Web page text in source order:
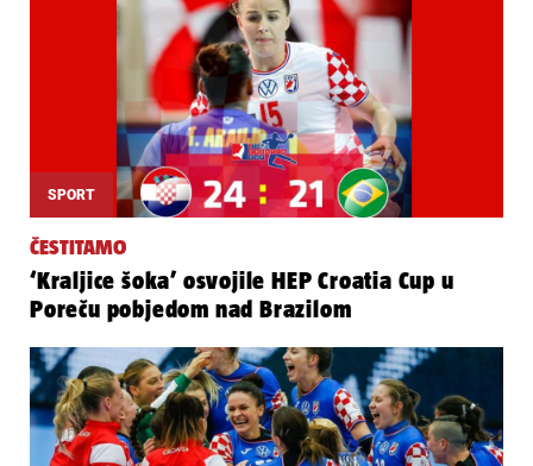
SPORT
ČESTITAMO
‘Kraljice šoka’ osvojile HEP Croatia Cup u
Poreču pobjedom nad Brazilom